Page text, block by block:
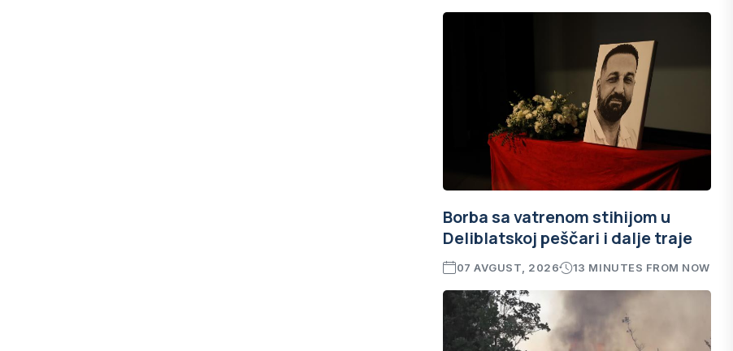
Borba sa vatrenom stihijom u
Deliblatskoj peščari i dalje traje
07 AVGUST, 2026 13 MINUTES FROM NOW